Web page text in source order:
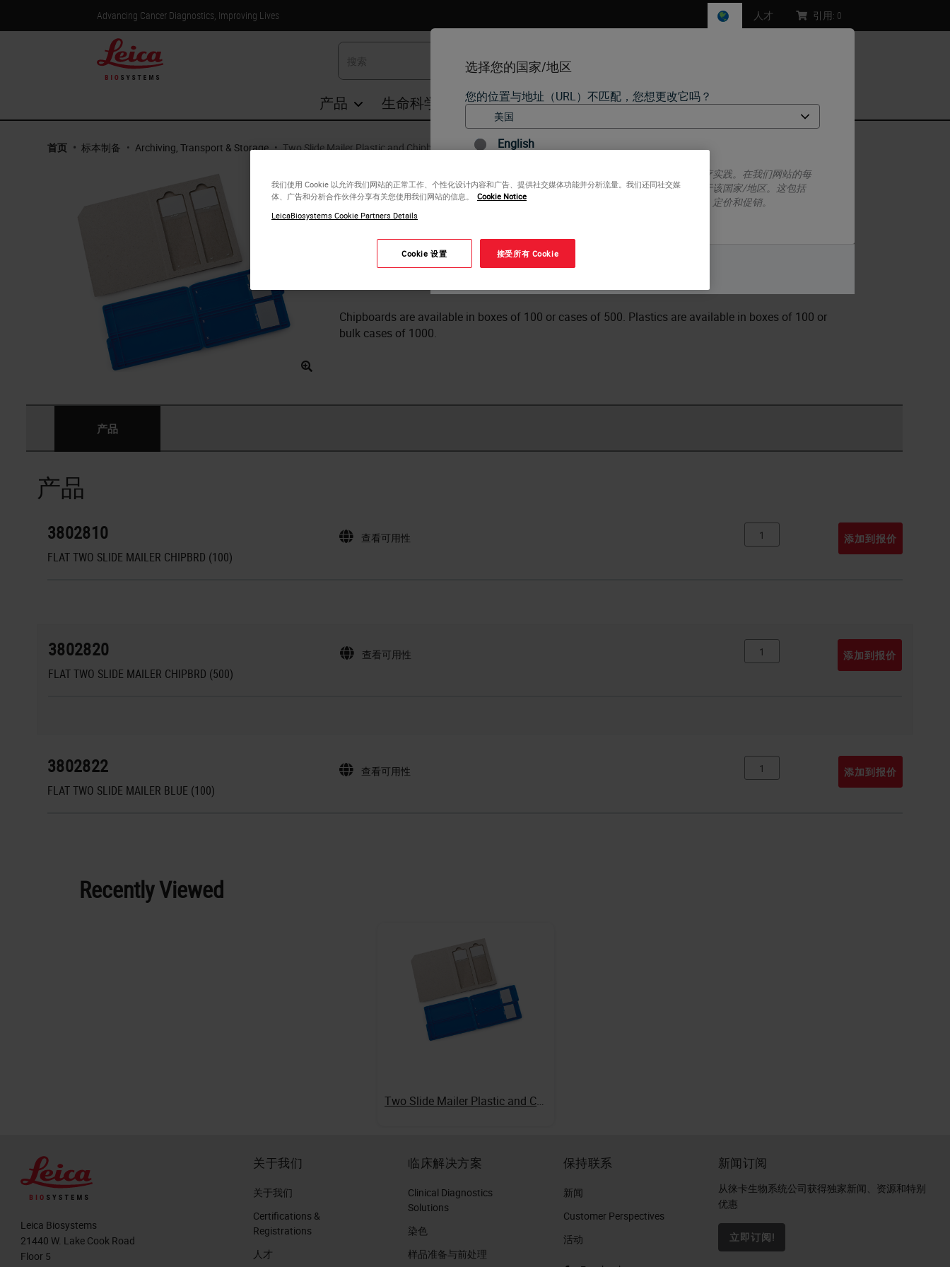
Advancing Cancer Diagnostics, Improving Lives
选择您的国家/地区
您的位置与地址（URL）不匹配，您想更改它吗？
English
每个国家/地区可能有自己的一套监管要求和医疗实践。在我们网站的每
个国家/地区版本中找到的信息特定于并仅适用于该国家/地区。这包括
（但不限于）所有产品详细信息/可用性、文档、定价和促销。
人才 引用: 0
产品 生命科学 教育 支持 联系我们
首页 • 标本制备 • Archiving, Transport & Storage • Two Slide Mailer Plastic and Chipboard
Two Slide Mailer Plastic and Chipboard
Two Slide Mailer Plastic and Chipboard mailers utilize a
and accommodate two 3" x 1"
The plastic variety has a snap lockfeature while the chipboard mailer requires tape to keep it
Chipboards are available in boxes of 100 or cases of 500. Plastics are available in boxes of 100 or
bulk cases of 1000.
产品
产品
3802810
FLAT TWO SLIDE MAILER CHIPBRD (100)
查看可用性 添加到报价
3802820
FLAT TWO SLIDE MAILER CHIPBRD (500)
查看可用性 添加到报价
3802822
FLAT TWO SLIDE MAILER BLUE (100)
查看可用性 添加到报价
Recently Viewed
Two Slide Mailer Plastic and Chipboard
Leica Biosystems
21440 W. Lake Cook Road
Floor 5
关于我们
关于我们
Certifications &
Registrations
人才
临床解决方案
Clinical Diagnostics
Solutions
染色
样品准备与前处理
保持联系
新闻
Customer Perspectives​
活动
新闻订阅
从徕卡生物系统公司获得独家新闻、资源和特别
优惠
立即订阅!
我们使用 Cookie 以允许我们网站的正常工作、个性化设计内容和广告、提供社交媒体功能并分析流量。我们还同社交媒
体、广告和分析合作伙伴分享有关您使用我们网站的信息。
Cookie Notice
LeicaBiosystems Cookie Partners Details
Cookie 设置 接受所有 Cookie